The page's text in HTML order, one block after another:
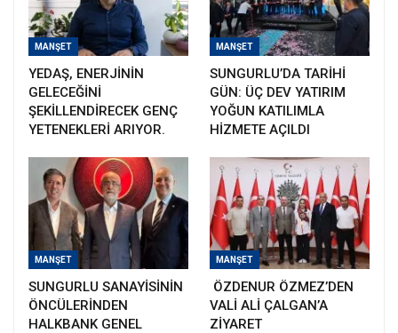
MANŞET
YEDAŞ, ENERJİNİN
GELECEĞİNİ
ŞEKİLLENDİRECEK GENÇ
YETENEKLERİ ARIYOR.
MANŞET
SUNGURLU’DA TARİHİ
GÜN: ÜÇ DEV YATIRIM
YOĞUN KATILIMLA
HİZMETE AÇILDI
MANŞET
SUNGURLU SANAYİSİNİN
ÖNCÜLERİNDEN
HALKBANK GENEL
MANŞET
ÖZDENUR ÖZMEZ’DEN
VALİ ALİ ÇALGAN’A
ZİYARET